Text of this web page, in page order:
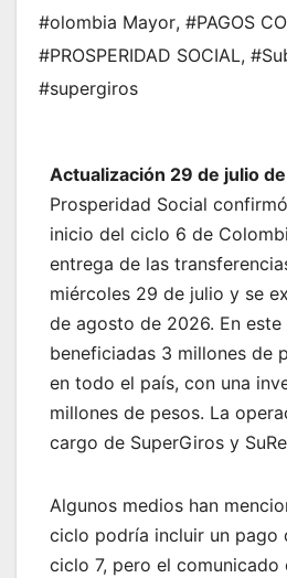
#olombia Mayor, #PAGOS
#PROSPERIDAD SOCIAL,
#supergiros
Actualización 29 de julio
Prosperidad Social
inicio del ciclo 6 de
entrega de las
miércoles 29 de julio y se
de agosto de 2026. En
beneficiadas 3 millones de
en todo el país, con una
millones de pesos. La
cargo de SuperGiros y
Algunos medios han
ciclo podría incluir un pago
ciclo 7, pero el comunicado